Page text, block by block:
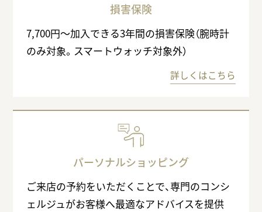
損害保険
7,700円〜加入できる3年間の損害保険（腕時計
のみ対象。スマートウォッチ対象外）
詳しくはこちら
パーソナルショッピング
ご来店の予約をいただくことで、専門のコンシ
ェルジュがお客様へ最適なアドバイスを提供